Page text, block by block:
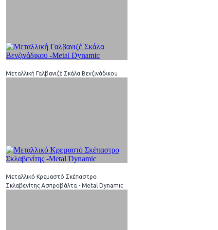
Μεταλλική Γαλβανιζέ Σκάλα Βενζινάδικου
Μεταλλικό Κρεμαστό Σκέπαστρο
Σκλαβενίτης Ασπροβάλτα - Metal Dynamic